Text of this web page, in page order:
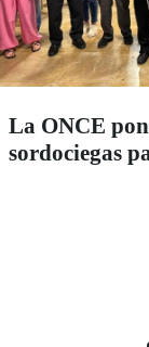
La ONCE
sordociegas